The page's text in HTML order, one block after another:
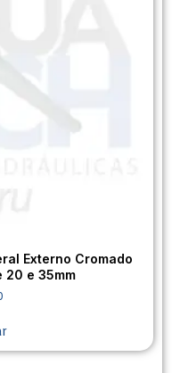
Externo Cromado
20 e 35mm